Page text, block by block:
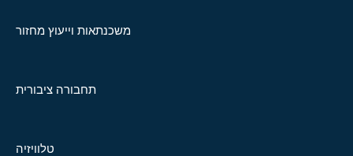
משכנתאות וייעוץ מחזור
תחבורה ציבורית
טלוויזיה